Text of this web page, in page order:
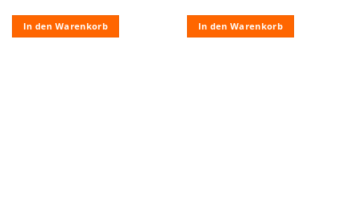
In den Warenkorb In den Warenkorb